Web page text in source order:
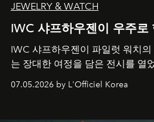
JEWELRY & WATCH
IWC 샤프하우젠이 우주로
IWC 샤프하우젠이 파일럿 워치
는 장대한 여정을 담은 전시를 열
07.05.2026 by L'Officiel Korea